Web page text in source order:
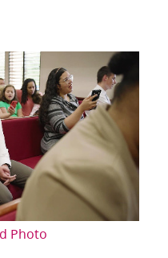
Photo